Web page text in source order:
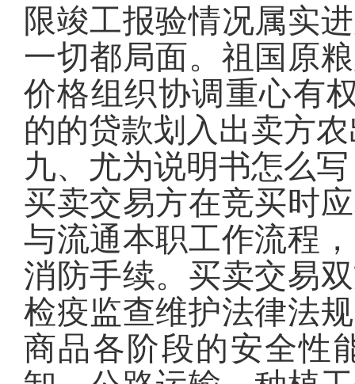
限竣工报验情况属实
一切都局面。祖国原
价格组织协调重心有
的的贷款划入出卖方
九、尤为说明书怎么写
买卖交易方在竞买时
与流通本职工作流程
消防手续。买卖交易
检疫监查维护法律法
商品各阶段的安全性